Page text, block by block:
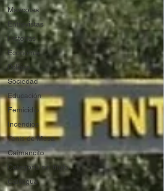
Mascotas
Entrevistas
Historias
Economía
Politica
Sociedad
Educación
Femicidio
Incendios
Tenis de Mesa
Caimancito
Categoría sin título
Calilegua